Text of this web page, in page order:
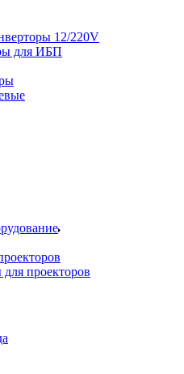
12/220V
для ИБП
проекторов